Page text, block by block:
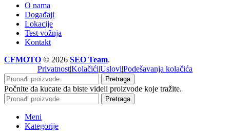
O nama
Događaji
Lokacije
Test vožnja
Kontakt
CFMOTO © 2026 SEO Team.
Privatnost|Kolačići|Uslovi|Podešavanja kolačića
Pretraga
Počnite da kucate da biste videli proizvode koje tražite.
Pretraga
Meni
Kategorije